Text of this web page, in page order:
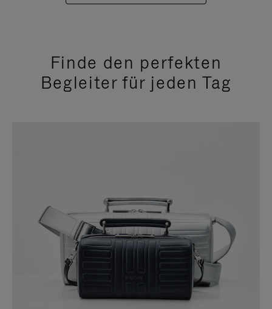
Finde den perfekten
Begleiter für jeden Tag